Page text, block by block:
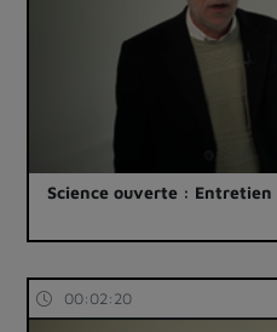
Science ouverte : Entretien
00:02:20